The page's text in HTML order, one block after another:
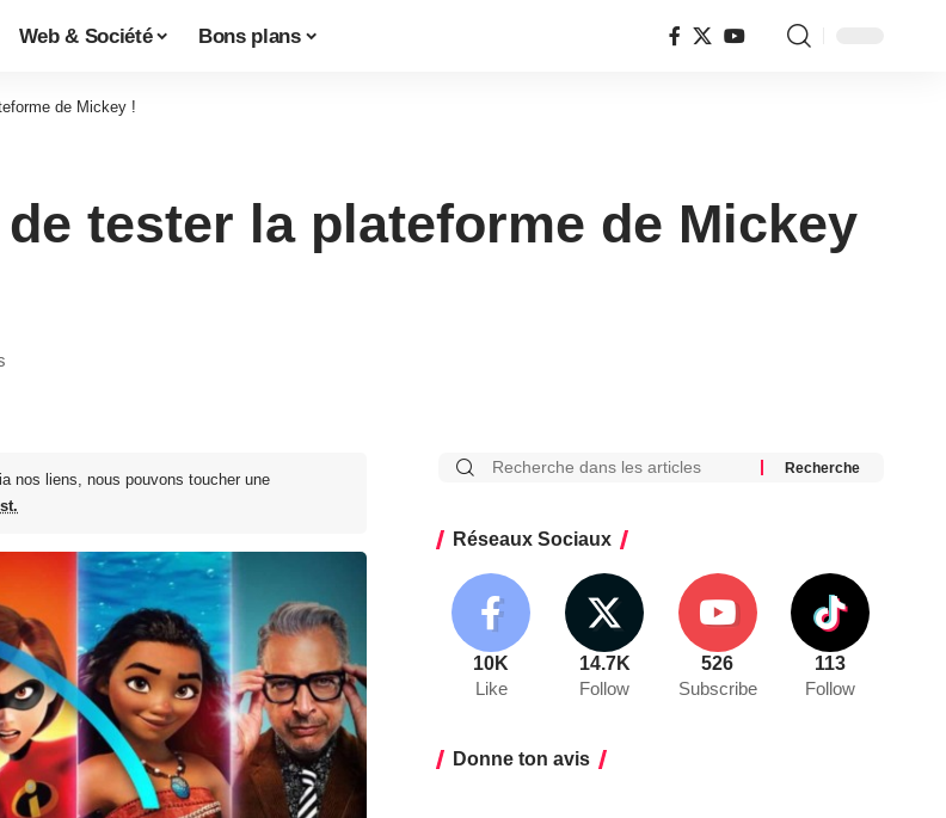
Web & Société Bons plans
de Mickey !
tester la plateforme de Mickey
nos liens, nous pouvons toucher une
Réseaux Sociaux
10K
Like
14.7K
Follow
526
Subscribe
113
Follow
Donne ton avis